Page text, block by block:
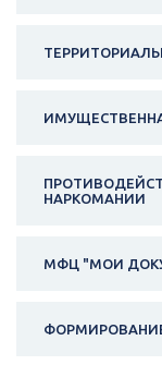
НАРКОМАНИИ
МФЦ "МОИ